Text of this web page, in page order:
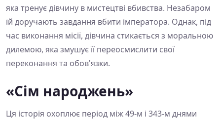
яка тренує дівчину в мистецтві вбивства. Незабаром
їй доручають завдання вбити імператора. Однак, під
час виконання місії, дівчина стикається з моральною
дилемою, яка змушує її переосмислити свої
переконання та обов'язки.
«Сім народжень»
Ця історія охоплює період між 49-м і 343-м днями